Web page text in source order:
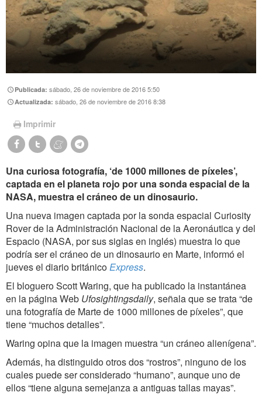
Publicada:sábado, 26 de noviembre de 2016 5:50
Actualizada:sábado, 26 de noviembre de 2016 8:38
Imprimir
Una curiosa fotografía, ‘de 1000 millones de píxeles’,
captada en el planeta rojo por una sonda espacial de la
NASA, muestra el cráneo de un dinosaurio.
Una nueva imagen captada por la sonda espacial Curiosity
Rover de la Administración Nacional de la Aeronáutica y del
Espacio (NASA, por sus siglas en inglés) muestra lo que
podría ser el cráneo de un dinosaurio en Marte, informó el
jueves el diario británicoExpress.
El bloguero Scott Waring, que ha publicado la instantánea
en la página Web Ufosightingsdaily, señala que se trata “de
una fotografía de Marte de 1000 millones de píxeles”, que
tiene “muchos detalles”.
Waring opina que la imagen muestra “un cráneo alienígena”.
Además, ha distinguido otros dos “rostros”, ninguno de los
cuales puede ser considerado “humano”, aunque uno de
ellos “tiene alguna semejanza a antiguas tallas mayas”.